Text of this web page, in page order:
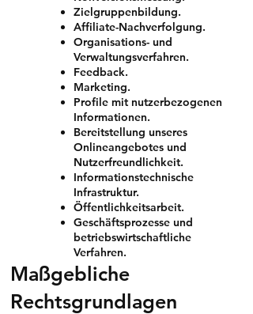
Zielgruppenbildung.
Affiliate-Nachverfolgung.
Organisations- und
Verwaltungsverfahren.
Feedback.
Marketing.
Profile mit nutzerbezogenen
Informationen.
Bereitstellung unseres
Onlineangebotes und
Nutzerfreundlichkeit.
Informationstechnische
Infrastruktur.
Öffentlichkeitsarbeit.
Geschäftsprozesse und
betriebswirtschaftliche
Verfahren.
Maßgebliche
Rechtsgrundlagen